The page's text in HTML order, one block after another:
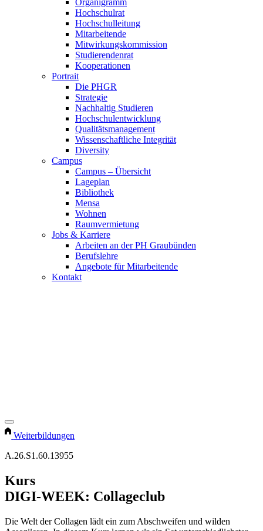
Organigramm
Hochschulrat
Hochschulleitung
Mitarbeitende
Mitwirkungskommission
Studierendenrat
Kooperationen
Portrait
Die PHGR
Strategie
Nachhaltig Studieren
Hochschulentwicklung
Qualitätsmanagement
Wissenschaftliche Integrität
Diversity
Campus
Campus – Übersicht
Lageplan
Bibliothek
Mensa
Wohnen
Raumvermietung
Jobs & Karriere
Arbeiten an der PH Graubünden
Berufslehre
Angebote für Mitarbeitende
Kontakt
Weiterbildungen
A.26.S1.60.13955
Kurs
DIGI-WEEK: Collageclub
Die Welt der Collagen lädt ein zum Abschweifen und wilden